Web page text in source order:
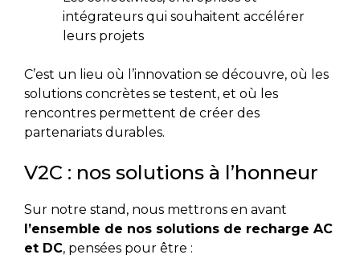
intégrateurs qui souhaitent accélérer
leurs projets
C’est un lieu où l’innovation se découvre, où les
solutions concrètes se testent, et où les
rencontres permettent de créer des
partenariats durables.
V2C : nos solutions à l’honneur
Sur notre stand, nous mettrons en avant
l’ensemble de nos solutions de recharge AC
et DC, pensées pour être :